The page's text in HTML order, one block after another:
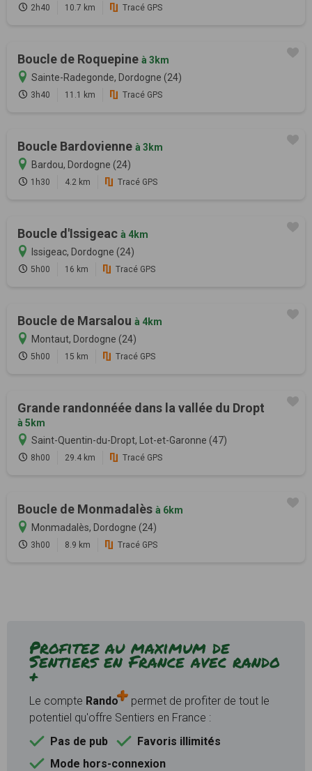
2h40 10.7 km Tracé GPS
Boucle de Roquepine à 3km
Sainte-Radegonde, Dordogne (24)
3h40 11.1 km Tracé GPS
Boucle Bardovienne à 3km
Bardou, Dordogne (24)
1h30 4.2 km Tracé GPS
Boucle d'Issigeac à 4km
Issigeac, Dordogne (24)
5h00 16 km Tracé GPS
Boucle de Marsalou à 4km
Montaut, Dordogne (24)
5h00 15 km Tracé GPS
Grande randonnéée dans la vallée du Dropt
à 5km
Saint-Quentin-du-Dropt, Lot-et-Garonne (47)
8h00 29.4 km Tracé GPS
Boucle de Monmadalès à 6km
Monmadalès, Dordogne (24)
3h00 8.9 km Tracé GPS
Profitez au maximum de
Sentiers en France avec rando
+
Le compte Rando
permet de profiter de tout le
potentiel qu'offre Sentiers en France :
Pas de pub
Favoris illimités
Mode hors-connexion